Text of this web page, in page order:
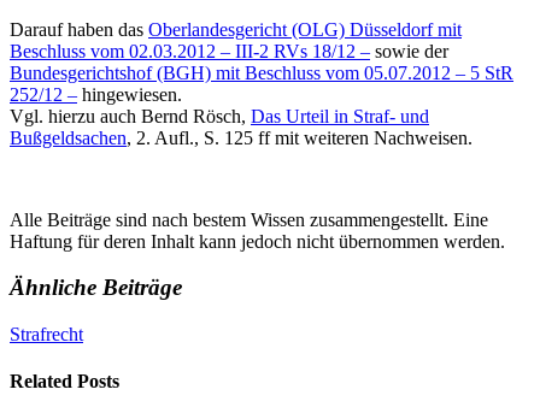
Darauf haben das Oberlandesgericht (OLG) Düsseldorf mit
Beschluss vom 02.03.2012 – III-2 RVs 18/12 – sowie der
Bundesgerichtshof (BGH) mit Beschluss vom 05.07.2012 – 5 StR
252/12 – hingewiesen.
Vgl. hierzu auch Bernd Rösch, Das Urteil in Straf- und
Bußgeldsachen, 2. Aufl., S. 125 ff mit weiteren Nachweisen.
Alle Beiträge sind nach bestem Wissen zusammengestellt. Eine
Haftung für deren Inhalt kann jedoch nicht übernommen werden.
Ähnliche Beiträge
Strafrecht
Related Posts